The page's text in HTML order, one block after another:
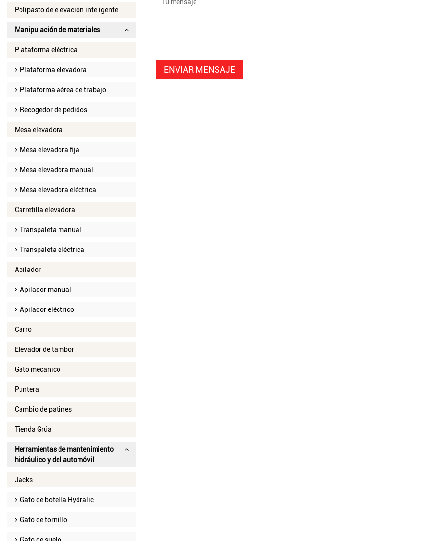
Polipasto de elevación inteligente
Manipulación de materiales
Plataforma eléctrica
Plataforma elevadora
Plataforma aérea de trabajo
Recogedor de pedidos
Mesa elevadora
Mesa elevadora fija
Mesa elevadora manual
Mesa elevadora eléctrica
Carretilla elevadora
Transpaleta manual
Transpaleta eléctrica
Apilador
Apilador manual
Apilador eléctrico
Carro
Elevador de tambor
Gato mecánico
Puntera
Cambio de patines
Tienda Grúa
Herramientas de mantenimiento
hidráulico y del automóvil
Jacks
Gato de botella Hydralic
Gato de tornillo